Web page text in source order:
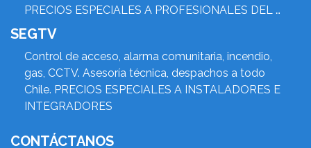
PRECIOS ESPECIALES A PROFESIONALES DEL RUBRO
SEGTV
Control de acceso, alarma comunitaria, incendio,
gas, CCTV. Asesoría técnica, despachos a todo
Chile. PRECIOS ESPECIALES A INSTALADORES E
INTEGRADORES
CONTÁCTANOS